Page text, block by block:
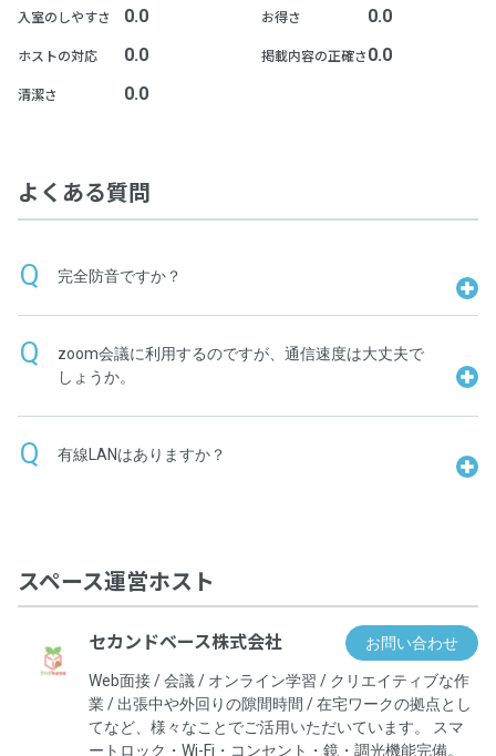
入室のしやすさ 0.0
ホストの対応 0.0
清潔さ 0.0
お得さ 0.0
掲載内容の正確さ 0.0
よくある質問
完全防音ですか？
zoom会議に利用するのですが、通信速度は大丈夫で
しょうか。
有線LANはありますか？
スペース運営ホスト
セカンドベース株式会社 お問い合わせ
Web面接 / 会議 / オンライン学習 / クリエイティブな作
業 / 出張中や外回りの隙間時間 / 在宅ワークの拠点とし
てなど、様々なことでご活用いただいています。 スマ
ートロック・Wi-Fi・コンセント・鏡・調光機能完備。